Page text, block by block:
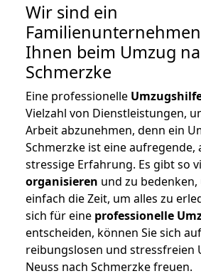
Wir sind ein
Ihnen beim Umzug
Schmerzke
Eine professionelle
Vielzahl von Dienstleistungen,
Arbeit abzunehmen, denn ein
Schmerzke ist eine aufregende,
stressige Erfahrung. Es gibt so
organisieren und zu
einfach die Zeit, um alles zu
sich für eine professionelle
entscheiden, können Sie sich
reibungslosen und stressfreien
Neuss nach Schmerzke freuen.